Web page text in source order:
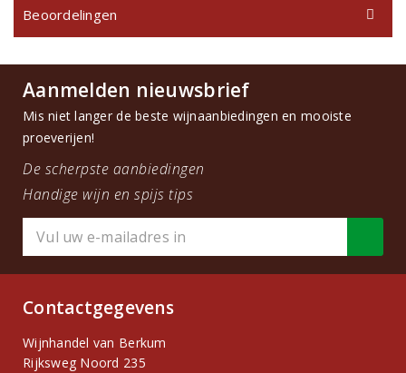
Beoordelingen
Aanmelden nieuwsbrief
Mis niet langer de beste wijnaanbiedingen en mooiste
proeverijen!
De scherpste aanbiedingen
Handige wijn en spijs tips
Contactgegevens
Wijnhandel van Berkum
Rijksweg Noord 235